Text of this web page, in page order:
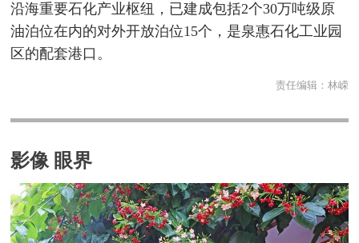
沿海重要石化产业枢纽，已建成包括2个30万吨级原
油泊位在内的对外开放泊位15个，是泉惠石化工业园
区的配套港口。
责任编辑： 林嵘
影像 眼界